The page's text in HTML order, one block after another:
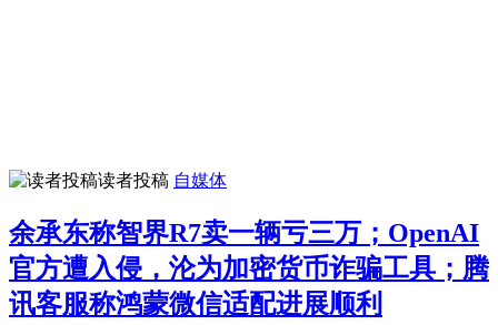
读者投稿 自媒体
余承东称智界R7卖一辆亏三万；OpenAI
官方遭入侵，沦为加密货币诈骗工具；腾
讯客服称鸿蒙微信适配进展顺利